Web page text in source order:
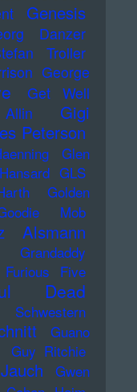
Genesis
Danzer
Troller
George
Get Well
Gigi
Peterson
Glen
GLS
Golden
Mob
Alsmann
Grandaddy
Five
Dead
Guano
Guy Ritchie
Gwen